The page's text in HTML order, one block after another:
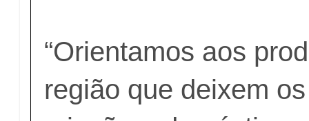
“Orientamos aos
região que deixem